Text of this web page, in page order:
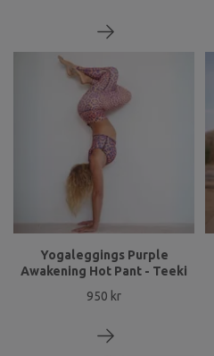
Yogaleggings Purple
Awakening Hot Pant - Teeki
950 kr